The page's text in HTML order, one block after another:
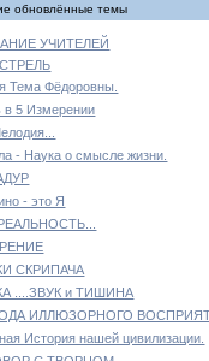
обновлённые темы
УЧИТЕЛЕЙ
Тема Фёдоровны.
в 5 Измерении
- Наука о смысле жизни.
- это Я
СКРИПАЧА
....ЗВУК и ТИШИНА
ИЛЛЮЗОРНОГО
История нашей цивилизации.